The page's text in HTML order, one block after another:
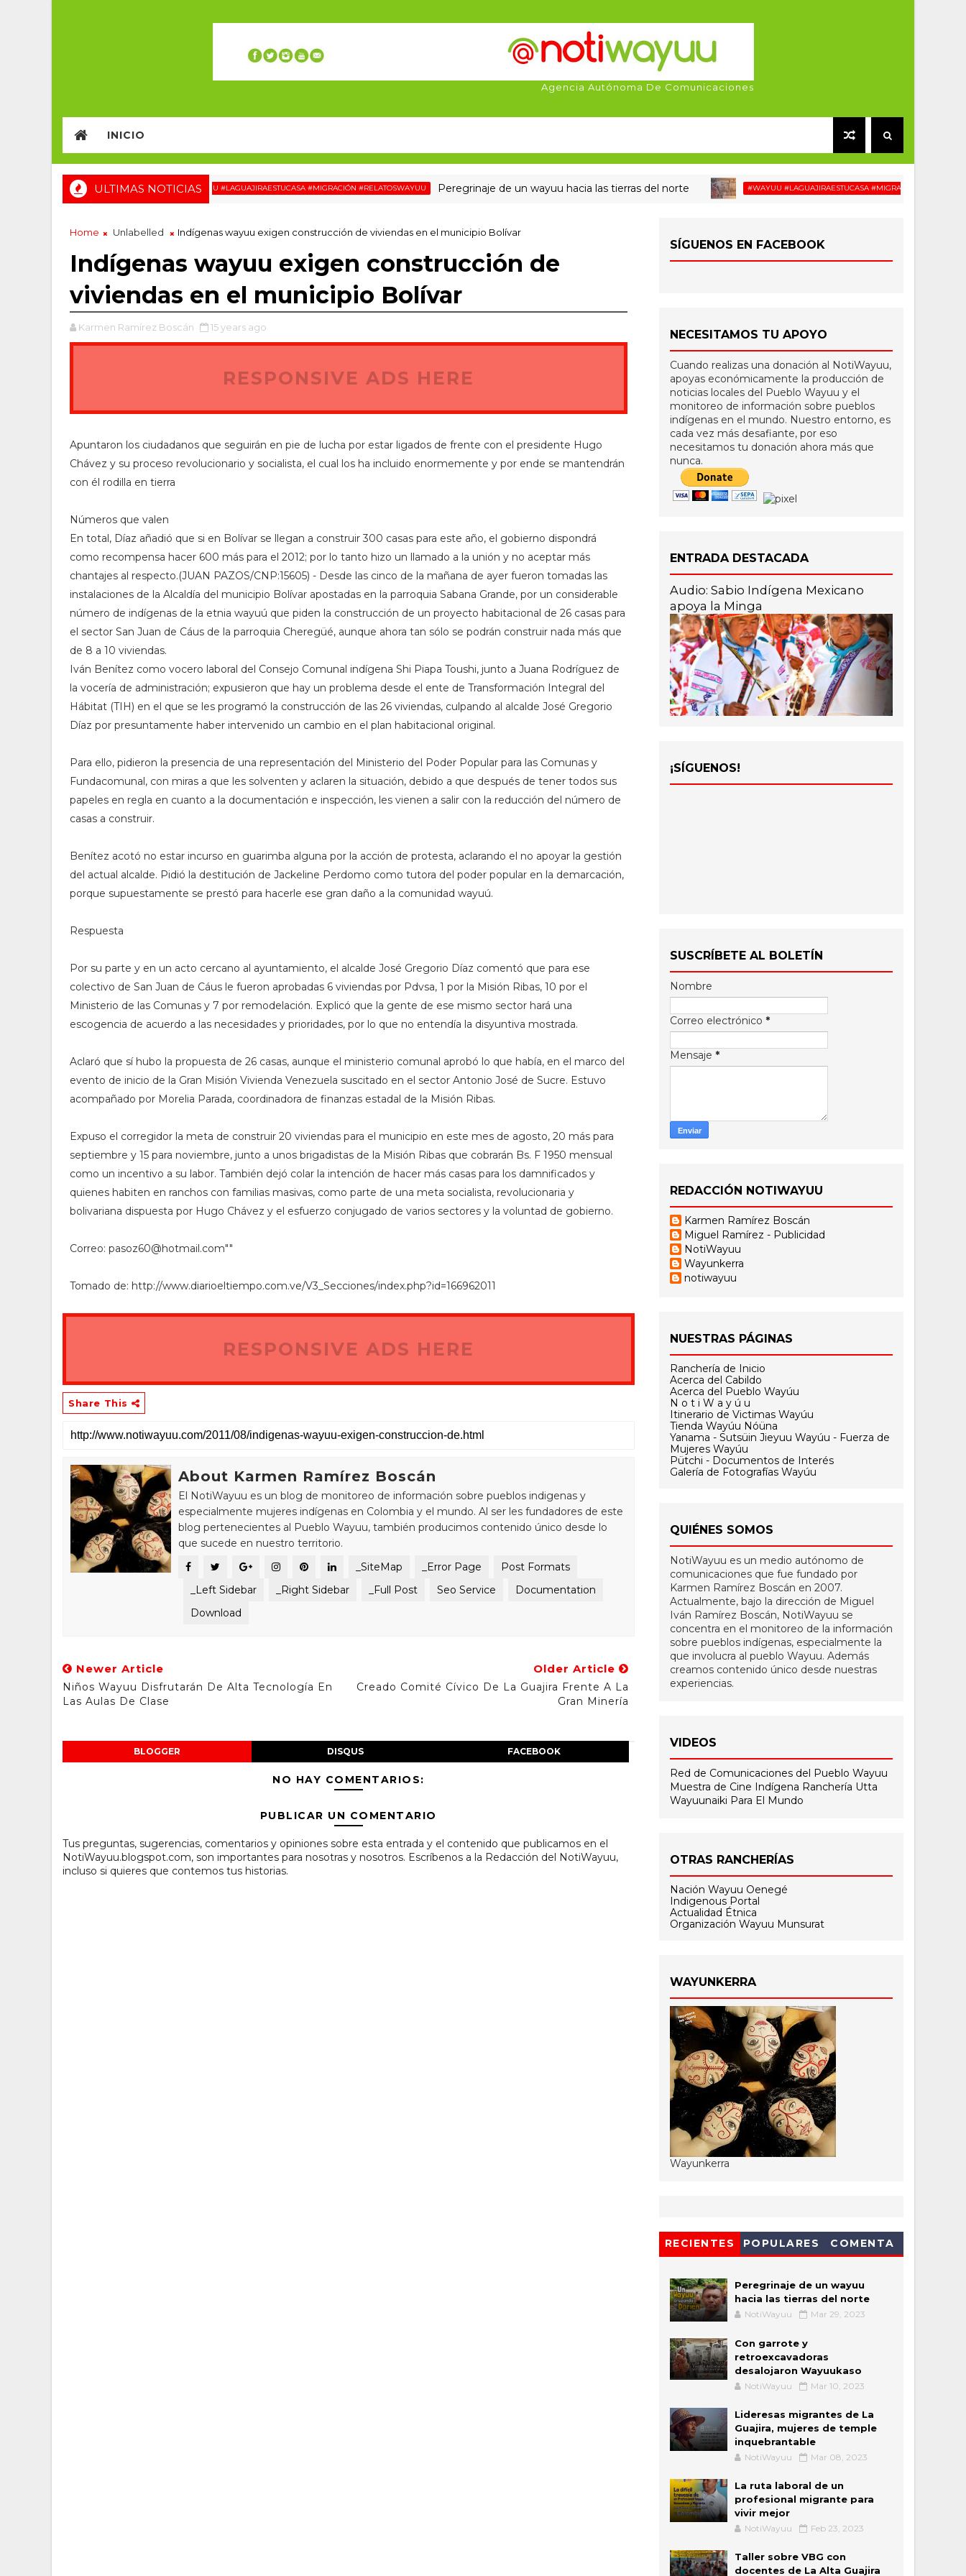
Agencia Autónoma De Comunicaciones
INICIO
ULTIMAS NOTICIAS#WAYUU #LAGUAJIRAESTUCASA #MIGRACIÓN #RELATOSWAYUU Peregrinaje de un wayuu hacia las tierras del norte #WAYUU #LAGUAJIRAESTUCASA #MIGRACIÓN #RELATOSWAYUU
Home Unlabelled Indígenas wayuu exigen construcción de viviendas en el municipio Bolívar
Indígenas wayuu exigen construcción de
viviendas en el municipio Bolívar
Karmen Ramírez Boscán 15 years ago
RESPONSIVE ADS HERE
Apuntaron los ciudadanos que seguirán en pie de lucha por estar ligados de frente con el presidente Hugo
Chávez y su proceso revolucionario y socialista, el cual los ha incluido enormemente y por ende se mantendrán
con él rodilla en tierra
Números que valen
En total, Díaz añadió que si en Bolívar se llegan a construir 300 casas para este año, el gobierno dispondrá
como recompensa hacer 600 más para el 2012; por lo tanto hizo un llamado a la unión y no aceptar más
chantajes al respecto.(JUAN PAZOS/CNP:15605) - Desde las cinco de la mañana de ayer fueron tomadas las
instalaciones de la Alcaldía del municipio Bolívar apostadas en la parroquia Sabana Grande, por un considerable
número de indígenas de la etnia wayuú que piden la construcción de un proyecto habitacional de 26 casas para
el sector San Juan de Cáus de la parroquia Cheregüé, aunque ahora tan sólo se podrán construir nada más que
de 8 a 10 viviendas.
Iván Benítez como vocero laboral del Consejo Comunal indígena Shi Piapa Toushi, junto a Juana Rodríguez de
la vocería de administración; expusieron que hay un problema desde el ente de Transformación Integral del
Hábitat (TIH) en el que se les programó la construcción de las 26 viviendas, culpando al alcalde José Gregorio
Díaz por presuntamente haber intervenido un cambio en el plan habitacional original.
Para ello, pidieron la presencia de una representación del Ministerio del Poder Popular para las Comunas y
Fundacomunal, con miras a que les solventen y aclaren la situación, debido a que después de tener todos sus
papeles en regla en cuanto a la documentación e inspección, les vienen a salir con la reducción del número de
casas a construir.
Benítez acotó no estar incurso en guarimba alguna por la acción de protesta, aclarando el no apoyar la gestión
del actual alcalde. Pidió la destitución de Jackeline Perdomo como tutora del poder popular en la demarcación,
porque supuestamente se prestó para hacerle ese gran daño a la comunidad wayuú.
Respuesta
Por su parte y en un acto cercano al ayuntamiento, el alcalde José Gregorio Díaz comentó que para ese
colectivo de San Juan de Cáus le fueron aprobadas 6 viviendas por Pdvsa, 1 por la Misión Ribas, 10 por el
Ministerio de las Comunas y 7 por remodelación. Explicó que la gente de ese mismo sector hará una
escogencia de acuerdo a las necesidades y prioridades, por lo que no entendía la disyuntiva mostrada.
Aclaró que sí hubo la propuesta de 26 casas, aunque el ministerio comunal aprobó lo que había, en el marco del
evento de inicio de la Gran Misión Vivienda Venezuela suscitado en el sector Antonio José de Sucre. Estuvo
acompañado por Morelia Parada, coordinadora de finanzas estadal de la Misión Ribas.
Expuso el corregidor la meta de construir 20 viviendas para el municipio en este mes de agosto, 20 más para
septiembre y 15 para noviembre, junto a unos brigadistas de la Misión Ribas que cobrarán Bs. F 1950 mensual
como un incentivo a su labor. También dejó colar la intención de hacer más casas para los damnificados y
quienes habiten en ranchos con familias masivas, como parte de una meta socialista, revolucionaria y
bolivariana dispuesta por Hugo Chávez y el esfuerzo conjugado de varios sectores y la voluntad de gobierno.
Correo: pasoz60@hotmail.com""
Tomado de: http://www.diarioeltiempo.com.ve/V3_Secciones/index.php?id=166962011
RESPONSIVE ADS HERE
Share This
About Karmen Ramírez Boscán
El NotiWayuu es un blog de monitoreo de información sobre pueblos indigenas y
especialmente mujeres indígenas en Colombia y el mundo. Al ser les fundadores de este
blog pertenecientes al Pueblo Wayuu, también producimos contenido único desde lo
que sucede en nuestro territorio.
_SiteMap
_Error Page
Post Formats
_Left Sidebar
_Right Sidebar _Full Post Seo Service
Documentation
Download
Newer Article
Niños Wayuu Disfrutarán De Alta Tecnología En
Las Aulas De Clase
Older Article
Creado Comité Cívico De La Guajira Frente A La
Gran Minería
BLOGGER DISQUS FACEBOOK
NO HAY COMENTARIOS:
PUBLICAR UN COMENTARIO
Tus preguntas, sugerencias, comentarios y opiniones sobre esta entrada y el contenido que publicamos en el
NotiWayuu.blogspot.com, son importantes para nosotras y nosotros. Escríbenos a la Redacción del NotiWayuu,
incluso si quieres que contemos tus historias.
SÍGUENOS EN FACEBOOK
NECESITAMOS TU APOYO
Cuando realizas una donación al NotiWayuu,
apoyas económicamente la producción de
noticias locales del Pueblo Wayuu y el
monitoreo de información sobre pueblos
indígenas en el mundo. Nuestro entorno, es
cada vez más desafiante, por eso
necesitamos tu donación ahora más que
nunca.
ENTRADA DESTACADA
Audio: Sabio Indígena Mexicano
apoya la Minga
¡SÍGUENOS!
SUSCRÍBETE AL BOLETÍN
Nombre
Correo electrónico *
Mensaje *
REDACCIÓN NOTIWAYUU
Karmen Ramírez Boscán
Miguel Ramírez - Publicidad
NotiWayuu
Wayunkerra
notiwayuu
NUESTRAS PÁGINAS
Ranchería de Inicio
Acerca del Cabildo
Acerca del Pueblo Wayúu
N o t i W a y ú u
Itinerario de Victimas Wayúu
Tienda Wayúu Nóüna
Yanama - Sutsüin Jieyuu Wayúu - Fuerza de
Mujeres Wayúu
Pütchi - Documentos de Interés
Galería de Fotografías Wayúu
QUIÉNES SOMOS
NotiWayuu es un medio autónomo de
comunicaciones que fue fundado por
Karmen Ramírez Boscán en 2007.
Actualmente, bajo la dirección de Miguel
Iván Ramírez Boscán, NotiWayuu se
concentra en el monitoreo de la información
sobre pueblos indígenas, especialmente la
que involucra al pueblo Wayuu. Además
creamos contenido único desde nuestras
experiencias.
VIDEOS
Red de Comunicaciones del Pueblo Wayuu
Muestra de Cine Indígena Ranchería Utta
Wayuunaiki Para El Mundo
OTRAS RANCHERÍAS
Nación Wayuu Oenegé
Indigenous Portal
Actualidad Étnica
Organización Wayuu Munsurat
WAYUNKERRA
Wayunkerra
RECIENTES POPULARES COMENTA
Peregrinaje de un wayuu
hacia las tierras del norte
NotiWayuu Mar 29, 2023
Con garrote y
retroexcavadoras
desalojaron Wayuukaso
NotiWayuu Mar 10, 2023
Lideresas migrantes de La
Guajira, mujeres de temple
inquebrantable
NotiWayuu Mar 08, 2023
La ruta laboral de un
profesional migrante para
vivir mejor
NotiWayuu Feb 23, 2023
Taller sobre VBG con
docentes de La Alta Guajira